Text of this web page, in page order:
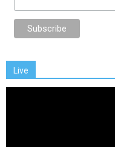
Live